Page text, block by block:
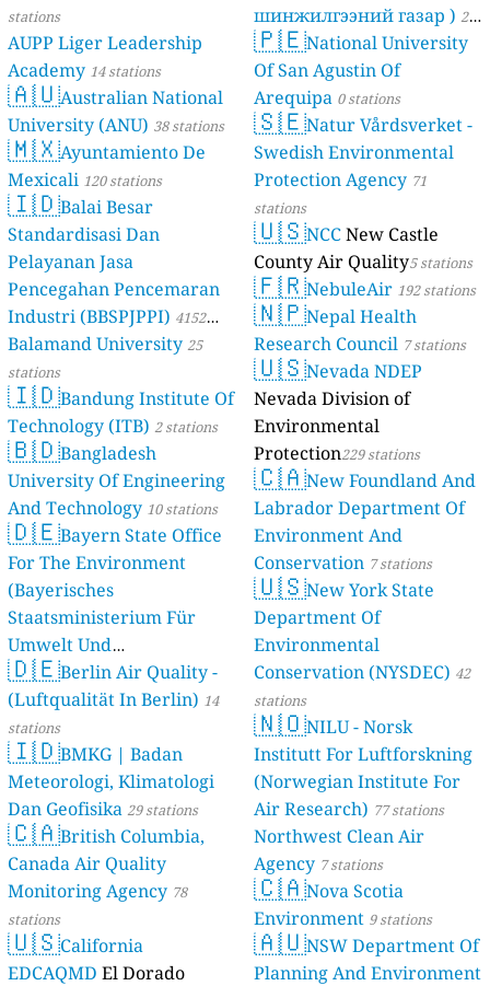
stations
AUPP Liger Leadership
Academy 14 stations
🇦🇺Australian National
University (ANU) 38 stations
🇲🇽Ayuntamiento De
Mexicali 120 stations
🇮🇩Balai Besar
Standardisasi Dan
Pelayanan Jasa
Pencegahan Pencemaran
Industri (BBSPJPPI) 4152
stations
Balamand University25
stations
🇮🇩Bandung Institute Of
Technology (ITB) 2 stations
🇧🇩Bangladesh
University Of Engineering
And Technology 10 stations
🇩🇪Bayern State Office
For The Environment
(Bayerisches
Staatsministerium Für
Umwelt Und
Verbraucherschutz) - LfU
46 stations
🇩🇪Berlin Air Quality -
(Luftqualität In Berlin) 14
stations
🇮🇩BMKG | Badan
Meteorologi, Klimatologi
Dan Geofisika 29 stations
🇨🇦British Columbia,
Canada Air Quality
Monitoring Agency 78
stations
🇺🇸California
EDCAQMD El Dorado
шинжилгээний газар ) 21
stations
🇵🇪National University
Of San Agustin Of
Arequipa 0 stations
🇸🇪Natur Vårdsverket -
Swedish Environmental
Protection Agency 71
stations
🇺🇸NCCNew Castle
County Air Quality5 stations
🇫🇷NebuleAir 192 stations
🇳🇵Nepal Health
Research Council 7 stations
🇺🇸Nevada NDEP
Nevada Division of
Environmental
Protection229 stations
🇨🇦New Foundland And
Labrador Department Of
Environment And
Conservation 7 stations
🇺🇸New York State
Department Of
Environmental
Conservation (NYSDEC) 42
stations
🇳🇴NILU - Norsk
Institutt For Luftforskning
(Norwegian Institute For
Air Research) 77 stations
Northwest Clean Air
Agency 7 stations
🇨🇦Nova Scotia
Environment 9 stations
🇦🇺NSW Department Of
Planning And Environment